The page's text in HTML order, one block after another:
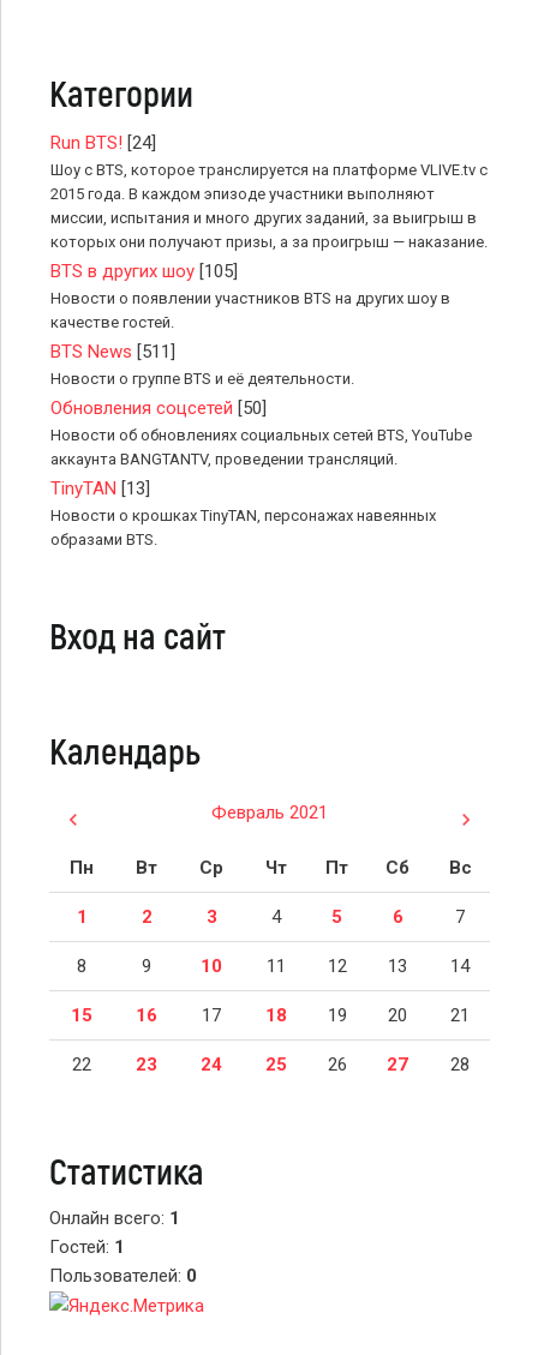
Категории
Run BTS! [24]
Шоу с BTS, которое транслируется на платформе VLIVE.tv с
2015 года. В каждом эпизоде участники выполняют
миссии, испытания и много других заданий, за выигрыш в
которых они получают призы, а за проигрыш — наказание.
BTS в других шоу [105]
Новости о появлении участников BTS на других шоу в
качестве гостей.
BTS News [511]
Новости о группе BTS и её деятельности.
Обновления соцсетей [50]
Новости об обновлениях социальных сетей BTS, YouTube
аккаунта BANGTANTV, проведении трансляций.
TinyTAN [13]
Новости о крошках TinyTAN, персонажах навеянных
образами BTS.
Вход на сайт
Календарь
Февраль 2021
Пн Вт Ср Чт Пт Сб Вс
1 2 3 4 5 6 7
8 9 10 11 12 13 14
15 16 17 18 19 20 21
22 23 24 25 26 27 28
Статистика
Онлайн всего: 1
Гостей: 1
Пользователей: 0